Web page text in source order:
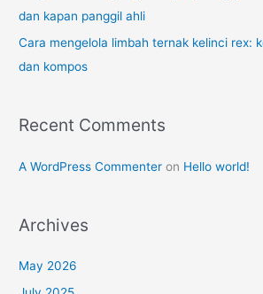
dan kapan panggil ahli
Cara mengelola limbah ternak kelinci rex:
dan kompos
Recent Comments
A WordPress Commenter on Hello world!
Archives
May 2026